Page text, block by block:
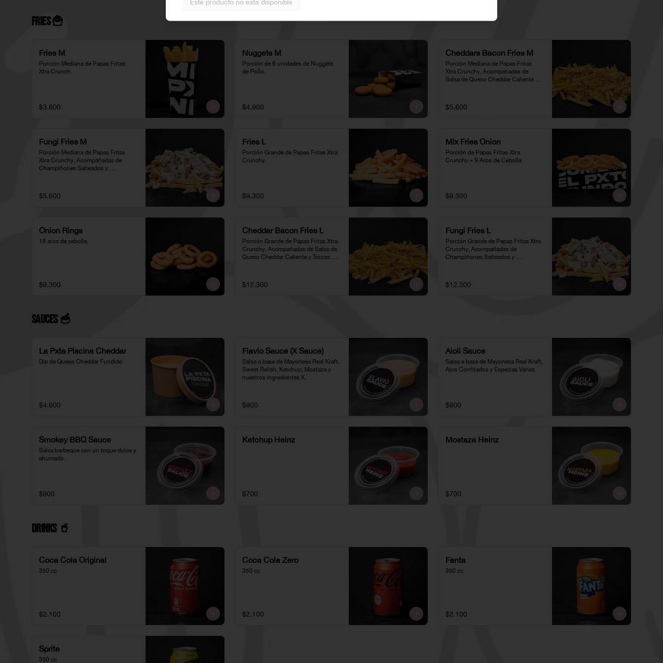
Fries 🍟
Fries M
Porción Mediana de Papas Fritas
Xtra Crunch.
$3.800
Nuggets M
Porción de 6 unidades de Nuggets
de Pollo.
$4.900
Cheddars Bacon Fries M
Porción Mediana de Papas Fritas
Xtra Crunchy, Acompañadas de
Salsa de Queso Cheddar Caliente y
$5.600
Fungi Fries M
Porción Mediana de Papas Fritas
Xtra Crunchy, Acompañadas de
Champiñones Salteados y
$5.600
Fries L
Porción Grande de Papas Fritas Xtra
Crunchy.
$9.300
Mix Fries Onion
Porción de Papas Fritas Xtra
Crunchy + 9 Aros de Cebolla
$9.300
Onion Rings
18 aros de cebolla.
$9.300
Cheddar Bacon Fries L
Porción Grande de Papas Fritas Xtra
Crunchy, Acompañadas de Salsa de
Queso Cheddar Caliente y Trozos de
$12.300
Fungi Fries L
Porción Grande de Papas Fritas Xtra
Crunchy, Acompañadas de
Champiñones Salteados y
$12.300
Sauces 🥣
La Pxta Piscina Cheddar
Dip de Queso Cheddar Fundido
$4.900
Flavio Sauce (X Sauce)
Salsa a base de Mayonesa Real Kraft,
Sweet Relish, Ketchup, Mostaza y
nuestros ingredientes X.
$900
Aioli Sauce
Salsa a base de Mayonesa Real Kraft,
Ajos Confitados y Especias Varias.
$900
Smokey BBQ Sauce
Salsa barbeque con un toque dulce y
ahumado.
$900
Ketchup Heinz
$700
Mostaza Heinz
$700
Drinks 🥤
Coca Cola Original
350 cc
$2.100
Coca Cola Zero
350 cc
$2.100
Fanta
350 cc
$2.100
Sprite
350 cc
Este producto no esta disponible